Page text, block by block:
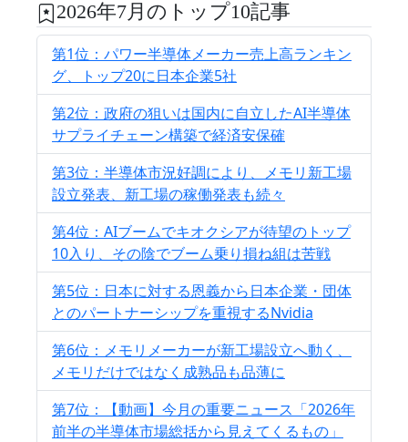
2026年7月のトップ10記事
第1位：パワー半導体メーカー売上高ランキン
グ、トップ20に日本企業5社
第2位：政府の狙いは国内に自立したAI半導体
サプライチェーン構築で経済安保確
第3位：半導体市況好調により、メモリ新工場
設立発表、新工場の稼働発表も続々
第4位：AIブームでキオクシアが待望のトップ
10入り、その陰でブーム乗り損ね組は苦戦
第5位：日本に対する恩義から日本企業・団体
とのパートナーシップを重視するNvidia
第6位：メモリメーカーが新工場設立へ動く、
メモリだけではなく成熟品も品薄に
第7位：【動画】今月の重要ニュース「2026年
前半の半導体市場総括から見えてくるもの」